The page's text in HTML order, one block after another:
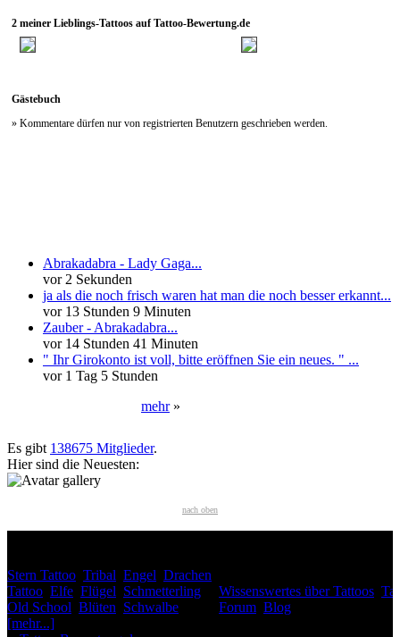
2 meiner Lieblings-Tattoos auf Tattoo-Bewertung.de
Gästebuch
» Kommentare dürfen nur von registrierten Benutzern geschrieben werden.
Abrakadabra - Lady Gaga...
vor 2 Sekunden
ja als die noch frisch waren hat man die noch besser erkannt...
vor 13 Stunden 9 Minuten
Zauber - Abrakadabra...
vor 14 Stunden 41 Minuten
" Ihr Girokonto ist voll, bitte eröffnen Sie ein neues. " ...
vor 1 Tag 5 Stunden
mehr»
Es gibt 138675 Mitglieder.
Hier sind die Neuesten:
nach oben
Stern Tattoo Tribal Engel Drachen
Tattoo Elfe Flügel Schmetterling
Old School Blüten Schwalbe
[mehr...]
Wissenswertes über Tattoos
Forum Blog